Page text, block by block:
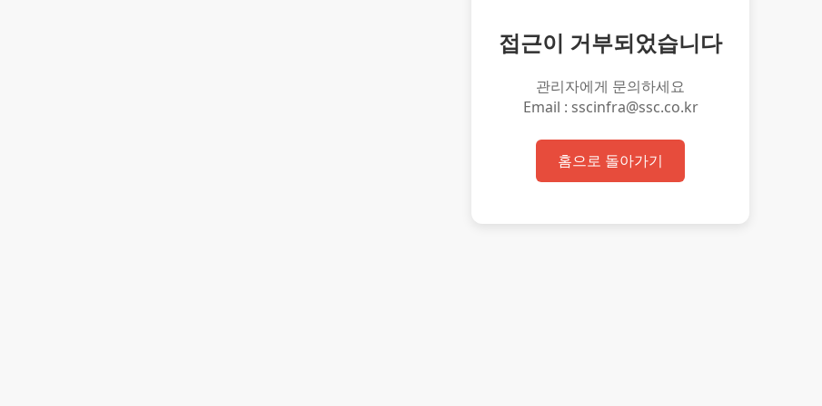
접근이 거부되었습니다
관리자에게 문의하세요
Email : sscinfra@ssc.co.kr
홈으로 돌아가기